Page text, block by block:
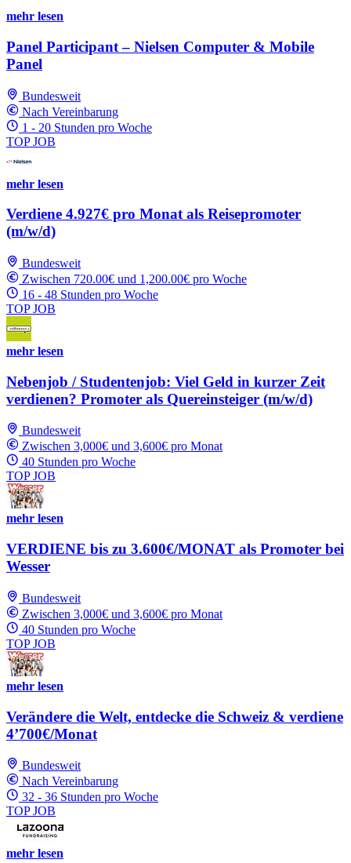
mehr lesen
Panel Participant – Nielsen Computer & Mobile
Panel
Bundesweit
Nach Vereinbarung
1 - 20 Stunden pro Woche
TOP JOB
mehr lesen
Verdiene 4.927€ pro Monat als Reisepromoter
(m/w/d)
Bundesweit
Zwischen 720.00€ und 1,200.00€ pro Woche
16 - 48 Stunden pro Woche
TOP JOB
mehr lesen
Nebenjob / Studentenjob: Viel Geld in kurzer Zeit
verdienen? Promoter als Quereinsteiger (m/w/d)
Bundesweit
Zwischen 3,000€ und 3,600€ pro Monat
40 Stunden pro Woche
TOP JOB
mehr lesen
VERDIENE bis zu 3.600€/MONAT als Promoter bei
Wesser
Bundesweit
Zwischen 3,000€ und 3,600€ pro Monat
40 Stunden pro Woche
TOP JOB
mehr lesen
Verändere die Welt, entdecke die Schweiz & verdiene
4’700€/Monat
Bundesweit
Nach Vereinbarung
32 - 36 Stunden pro Woche
TOP JOB
mehr lesen